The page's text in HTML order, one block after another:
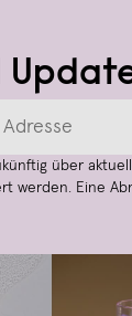
über
werden. Eine